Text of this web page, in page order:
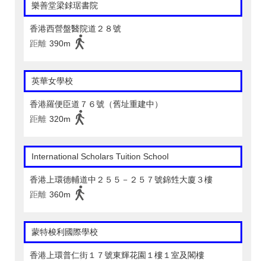
樂善堂梁銶琚書院
香港西營盤醫院道２８號
距離 390m
英華女學校
香港羅便臣道７６號（舊址重建中）
距離 320m
International Scholars Tuition School
香港上環德輔道中２５５－２５７號錦甡大廈３樓
距離 360m
蒙特梭利國際學校
香港上環普仁街１７號東輝花園１樓１室及閣樓